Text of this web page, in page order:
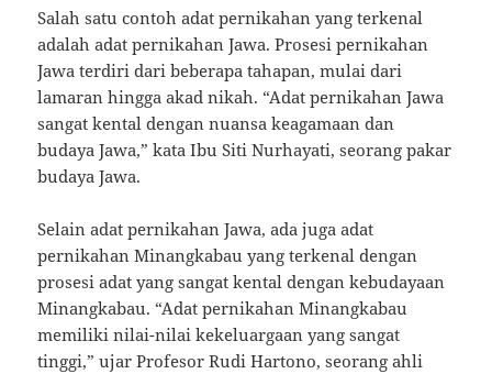
Salah satu contoh adat pernikahan yang terkenal
adalah adat pernikahan Jawa. Prosesi pernikahan
Jawa terdiri dari beberapa tahapan, mulai dari
lamaran hingga akad nikah. “Adat pernikahan Jawa
sangat kental dengan nuansa keagamaan dan
budaya Jawa,” kata Ibu Siti Nurhayati, seorang pakar
budaya Jawa.
Selain adat pernikahan Jawa, ada juga adat
pernikahan Minangkabau yang terkenal dengan
prosesi adat yang sangat kental dengan kebudayaan
Minangkabau. “Adat pernikahan Minangkabau
memiliki nilai-nilai kekeluargaan yang sangat
tinggi,” ujar Profesor Rudi Hartono, seorang ahli